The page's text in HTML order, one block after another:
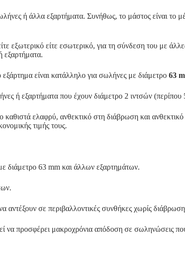
ή άλλα εξαρτήματα. Συνήθως, το μάστος είναι
εξωτερικό είτε εσωτερικό, για τη σύνδεση του με
εξαρτήματα.
είναι κατάλληλο για σωλήνες με διάμετρο 63
ή εξαρτήματα που έχουν διάμετρο 2 ιντσών (περίπου
καθιστά ελαφρύ, ανθεκτικό στη διάβρωση και
τιμής τους.
διάμετρο 63 mm και άλλων εξαρτημάτων.
αντέξουν σε περιβαλλοντικές συνθήκες χωρίς
προσφέρει μακροχρόνια απόδοση σε σωληνώσεις